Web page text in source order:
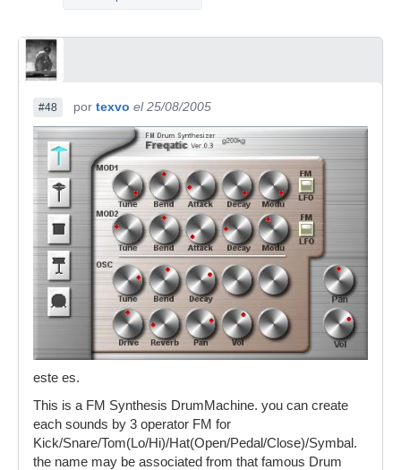
#48 por texvo el 25/08/2005
este es.
This is a FM Synthesis DrumMachine. you can create
each sounds by 3 operator FM for
Kick/Snare/Tom(Lo/Hi)/Hat(Open/Pedal/Close)/Symbal.
the name may be associated from that famous Drum